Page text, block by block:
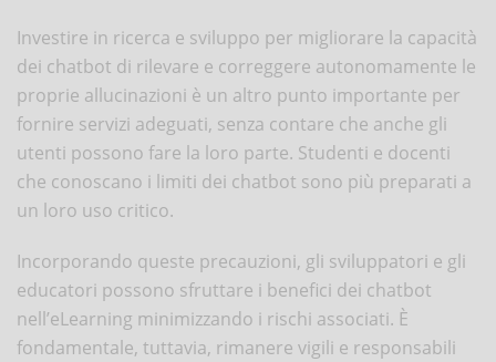
Investire in ricerca e sviluppo per migliorare la capacità
dei chatbot di rilevare e correggere autonomamente le
proprie allucinazioni è un altro punto importante per
fornire servizi adeguati, senza contare che anche gli
utenti possono fare la loro parte. Studenti e docenti
che conoscano i limiti dei chatbot sono più preparati a
un loro uso critico.
Incorporando queste precauzioni, gli sviluppatori e gli
educatori possono sfruttare i benefici dei chatbot
nell’eLearning minimizzando i rischi associati. È
fondamentale, tuttavia, rimanere vigili e responsabili